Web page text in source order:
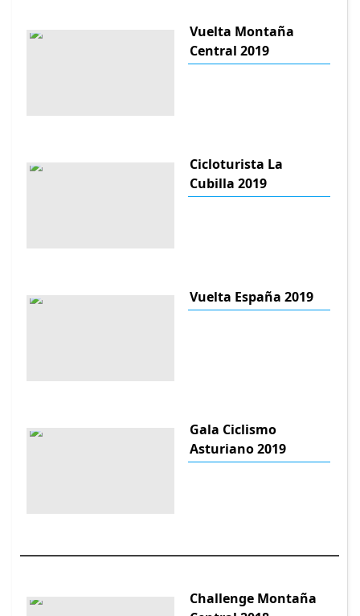
Vuelta Montaña
Central 2019
Cicloturista La
Cubilla 2019
Vuelta España 2019
Gala Ciclismo
Asturiano 2019
Challenge Montaña